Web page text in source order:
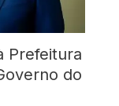
Prefeitura
do